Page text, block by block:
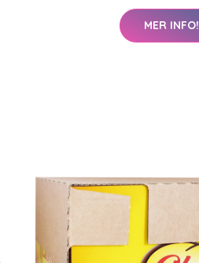
MER INFO!